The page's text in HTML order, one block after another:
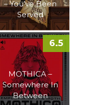
– You’ve Been
Served
MOTHICA –
Somewhere In
Between
6.5